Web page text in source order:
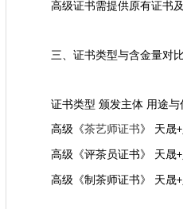
高级证书需提供原有证书
三、证书类型与含金量对
证书类型 ‌颁发主体‌ 用途与
高级《茶艺师证书》 天晟+
高级《评茶员证书》 天晟+
高级《制茶师证书》 天晟+